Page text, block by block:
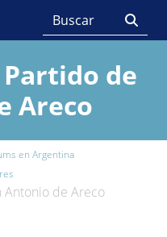
de
Areco
en Argentina
Antonio de Areco